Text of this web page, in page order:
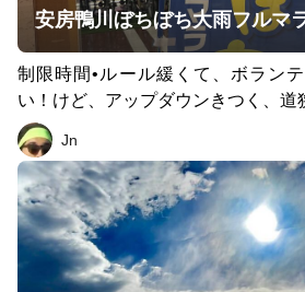
安房鴨川ぼちぼち大雨フルマ
制限時間•ルール緩くて、ボラン
い！けど、アップダウンきつく、道
りはちょい危険！
Jn